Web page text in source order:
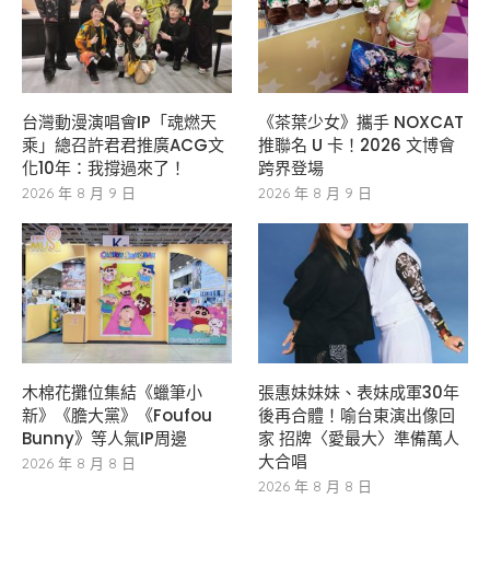
台灣動漫演唱會IP「魂燃天
乘」總召許君君推廣ACG文
化10年：我撐過來了！
2026 年 8 月 9 日
《茶葉少女》攜手 NOXCAT
推聯名 U 卡！2026 文博會
跨界登場
2026 年 8 月 9 日
木棉花攤位集結《蠟筆小
新》《膽大黨》《Foufou
Bunny》等人氣IP周邊
2026 年 8 月 8 日
張惠妹妹妹、表妹成軍30年
後再合體！喻台東演出像回
家 招牌〈愛最大〉準備萬人
大合唱
2026 年 8 月 8 日